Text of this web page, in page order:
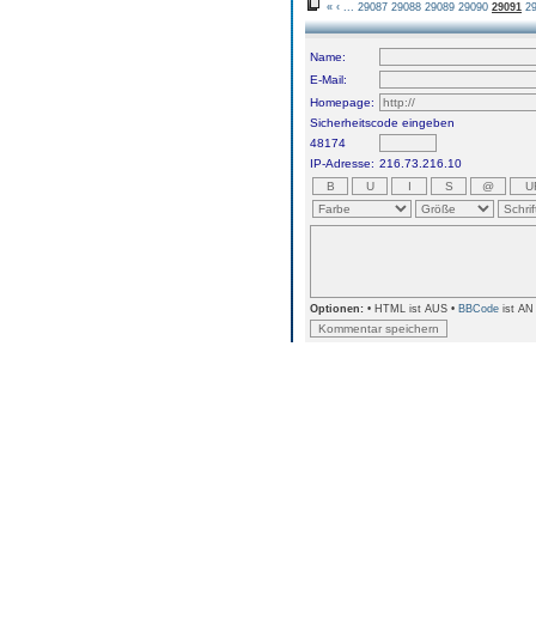
« ‹ 29087 29088 29089 29090 29091
Name:
E-Mail:
Homepage:
Sicherheitscode eingeben
48174
IP-Adresse: 216.73.216.10
Optionen: • HTML ist AUS • BBCode ist AN